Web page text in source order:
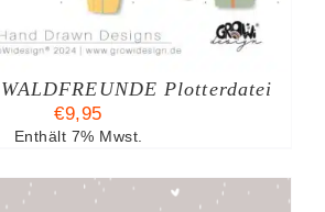
Plotterdatei
€9,95
Enthält 7% Mwst.